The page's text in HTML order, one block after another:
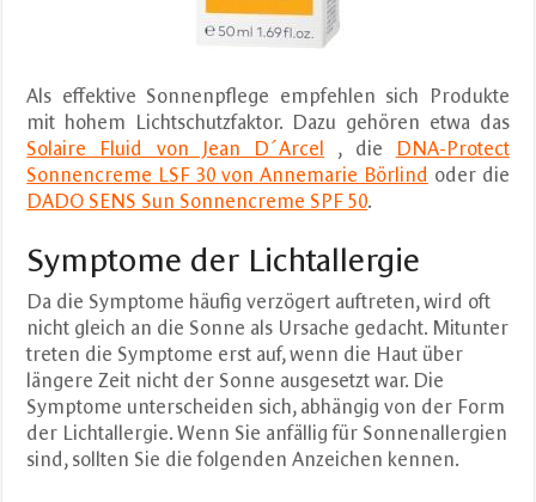
Als effektive Sonnenpflege empfehlen sich Produkte
mit hohem Lichtschutzfaktor. Dazu gehören etwa das
Solaire Fluid von Jean D´Arcel , die
DNA-Protect
Sonnencreme LSF 30 von Annemarie Börlind oder die
DADO SENS Sun Sonnencreme SPF 50.
Symptome der Lichtallergie
Da die Symptome häufig verzögert auftreten, wird oft
nicht gleich an die Sonne als Ursache gedacht. Mitunter
treten die Symptome erst auf, wenn die Haut über
längere Zeit nicht der Sonne ausgesetzt war. Die
Symptome unterscheiden sich, abhängig von der Form
der Lichtallergie. Wenn Sie anfällig für Sonnenallergien
sind, sollten Sie die folgenden Anzeichen kennen.